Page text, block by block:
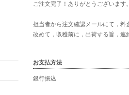
ご注文完了！ありがとうございます
担当者から注文確認メールにて，
改めて，収穫前に，出荷する旨，連
お支払方法
銀行振込